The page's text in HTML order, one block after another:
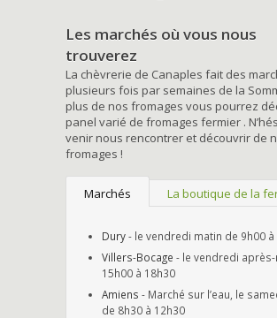
Les marchés où vous nous
trouverez
La chèvrerie de Canaples fait des
plusieurs fois par semaines de la
plus de nos fromages vous pourrez
panel varié de fromages fermier .
venir nous rencontrer et découvrir de
fromages !
Marchés La boutique de la
Dury- le vendredi matin de 9h00 à
Villers-Bocage - le vendredi
15h00 à 18h30
Amiens - Marché sur l’eau, le
de 8h30 à 12h30